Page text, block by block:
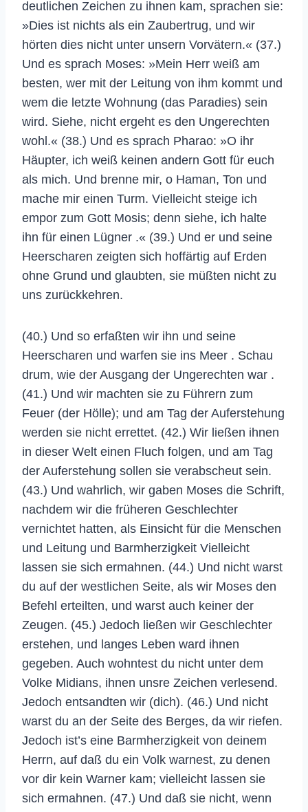
deutlichen Zeichen zu ihnen kam, sprachen sie:
»Dies ist nichts als ein Zaubertrug, und wir
hörten dies nicht unter unsern Vorvätern.« (37.)
Und es sprach Moses: »Mein Herr weiß am
besten, wer mit der Leitung von ihm kommt und
wem die letzte Wohnung (das Paradies) sein
wird. Siehe, nicht ergeht es den Ungerechten
wohl.« (38.) Und es sprach Pharao: »O ihr
Häupter, ich weiß keinen andern Gott für euch
als mich. Und brenne mir, o Haman, Ton und
mache mir einen Turm. Vielleicht steige ich
empor zum Gott Mosis; denn siehe, ich halte
ihn für einen Lügner .« (39.) Und er und seine
Heerscharen zeigten sich hoffärtig auf Erden
ohne Grund und glaubten, sie müßten nicht zu
uns zurückkehren.
(40.) Und so erfaßten wir ihn und seine
Heerscharen und warfen sie ins Meer . Schau
drum, wie der Ausgang der Ungerechten war .
(41.) Und wir machten sie zu Führern zum
Feuer (der Hölle); und am Tag der Auferstehung
werden sie nicht errettet. (42.) Wir ließen ihnen
in dieser Welt einen Fluch folgen, und am Tag
der Auferstehung sollen sie verabscheut sein.
(43.) Und wahrlich, wir gaben Moses die Schrift,
nachdem wir die früheren Geschlechter
vernichtet hatten, als Einsicht für die Menschen
und Leitung und Barmherzigkeit Vielleicht
lassen sie sich ermahnen. (44.) Und nicht warst
du auf der westlichen Seite, als wir Moses den
Befehl erteilten, und warst auch keiner der
Zeugen. (45.) Jedoch ließen wir Geschlechter
erstehen, und langes Leben ward ihnen
gegeben. Auch wohntest du nicht unter dem
Volke Midians, ihnen unsre Zeichen verlesend.
Jedoch entsandten wir (dich). (46.) Und nicht
warst du an der Seite des Berges, da wir riefen.
Jedoch ist’s eine Barmherzigkeit von deinem
Herrn, auf daß du ein Volk warnest, zu denen
vor dir kein Warner kam; vielleicht lassen sie
sich ermahnen. (47.) Und daß sie nicht, wenn